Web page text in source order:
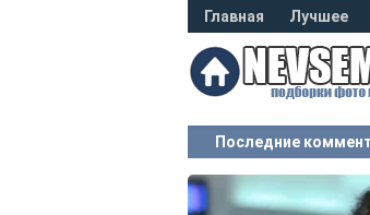
Главная Лучшее
Последние